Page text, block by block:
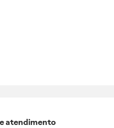
atendimento